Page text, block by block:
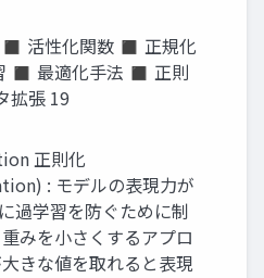
◼ 活性化関数 ◼ 正規化
◼ 最適化手法 ◼ 正則
拡張 19
正則化
: モデルの表現力が
過学習を防ぐために制
みを小さくするアプロ
きな値を取れると表現